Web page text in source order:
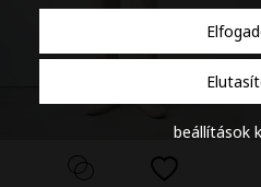
beállításaidat bármikor
kezelése"" gombra kattintva.
szabályzatunkról.
beállítások